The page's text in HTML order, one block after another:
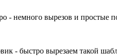
- немного вырезов и простые
- быстро вырезаем такой